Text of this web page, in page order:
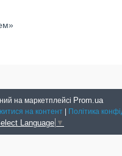
на маркетплейсі Prom.ua
на контент Політика
Language ▼